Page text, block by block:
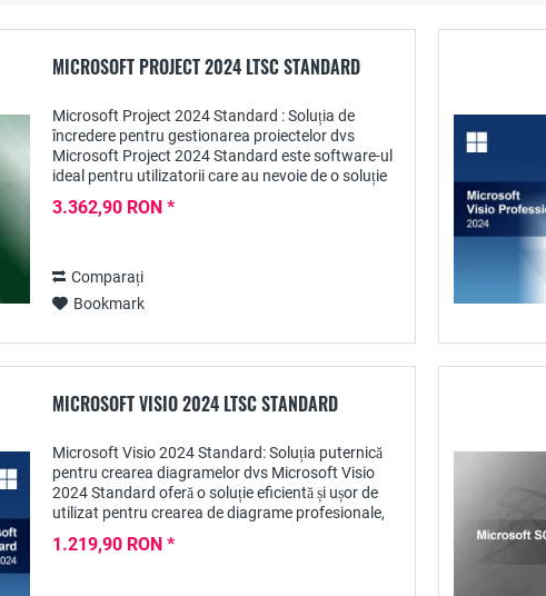
MICROSOFT PROJECT 2024 LTSC STANDARD
Microsoft Project 2024 Standard : Soluția de
încredere pentru gestionarea proiectelor dvs
Microsoft Project 2024 Standard este software-ul
ideal pentru utilizatorii care au nevoie de o soluție
3.362,90 RON *
Comparați
Bookmark
MICROSOFT VISIO 2024 LTSC STANDARD
Microsoft Visio 2024 Standard: Soluția puternică
pentru crearea diagramelor dvs Microsoft Visio
2024 Standard oferă o soluție eficientă și ușor de
utilizat pentru crearea de diagrame profesionale,
1.219,90 RON *